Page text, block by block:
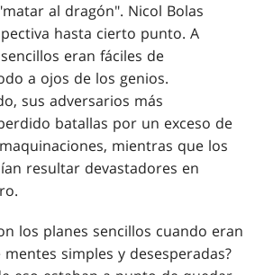
al dragón". Nicol Bolas
hasta cierto punto. A
eran fáciles de
a ojos de los genios.
sus adversarios más
batallas por un exceso de
mientras que los
resultar devastadores en
los planes sencillos cuando eran
simples y desesperadas?